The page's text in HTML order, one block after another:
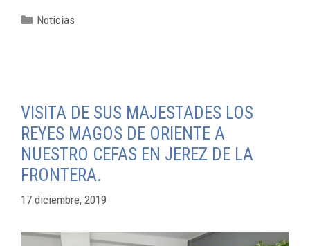
Noticias
VISITA DE SUS MAJESTADES LOS
REYES MAGOS DE ORIENTE A
NUESTRO CEFAS EN JEREZ DE LA
FRONTERA.
17 diciembre, 2019